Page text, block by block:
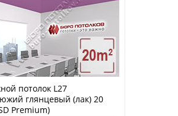
потолок L27
глянцевый (лак) 20
Premium)